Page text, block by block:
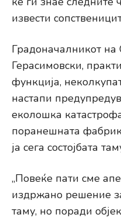
извести
Градоначалникот
Герасимовски,
функција,
настапи
еколошка
поранешната
ја сега состојбата
„Повеќе пати сме
издржано решение
таму, но поради